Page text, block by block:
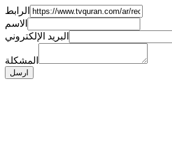
الرابط
الاسم
البريد الإلكتروني
المشكلة
ارسل